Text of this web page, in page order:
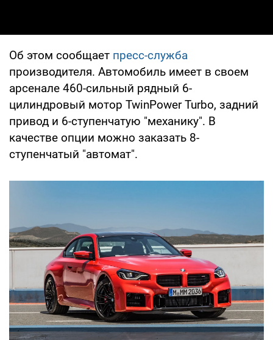
Об этом сообщает пресс-служба
производителя. Автомобиль имеет в своем
арсенале 460-сильный рядный 6-
цилиндровый мотор TwinPower Turbo, задний
привод и 6-ступенчатую "механику". В
качестве опции можно заказать 8-
ступенчатый "автомат".